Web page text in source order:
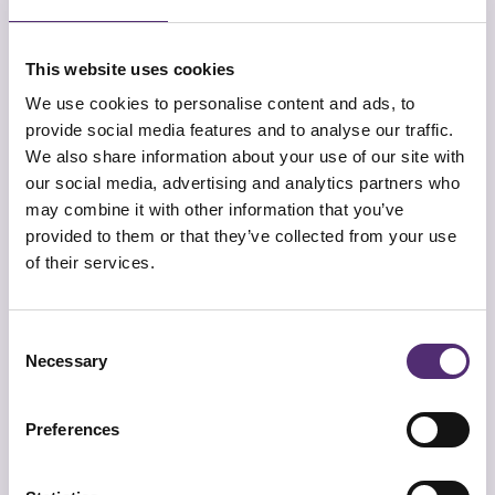
This website uses cookies
We use cookies to personalise content and ads, to
provide social media features and to analyse our traffic.
We also share information about your use of our site with
our social media, advertising and analytics partners who
may combine it with other information that you’ve
provided to them or that they’ve collected from your use
of their services.
Selection
Necessary
Preferences
Het vinden van een goede bevallingstrauma
basis van elk traject.SpecialistenNet
zorgvuldige matching dat jouw medewerker
terechtkomt bij een specialist die past bij de
hulpvraag, persoonlijkheid en context.
Het mooie is dat er geen wachttijd is. Gemiddeld
vindt de intake binnen zeven werkdagen plaats.
Snel beginnen maakt een groot verschil bij
trauma. Hoe eerder de juiste hulp, hoe kleiner de
onze aanpakvoor meer informatie over hoe een
Hulp bij
bevallingstrauma